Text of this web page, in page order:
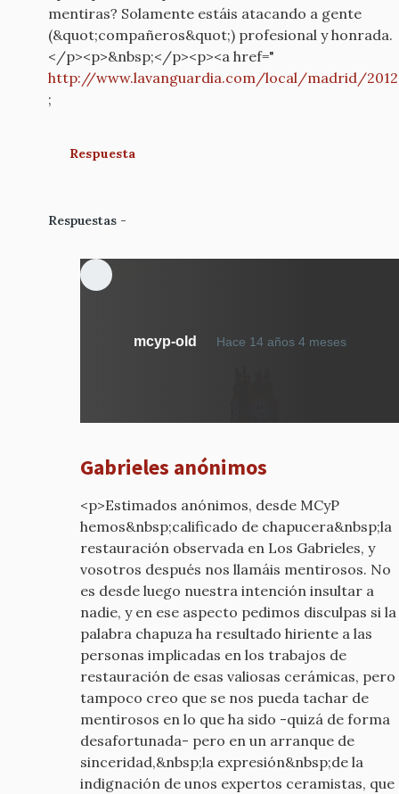
mentiras? Solamente estáis atacando a gente
(&quot;compañeros&quot;) profesional y honrada.
</p><p>&nbsp;</p><p><a href="
http://www.lavanguardia.com/local/madrid/
;
Respuesta
Respuestas
mcyp-old Hace 14 años 4 mesesEn
qué
old
Gabrieles anónimos
<p>Estimados anónimos, desde MCyP
hemos&nbsp;calificado de chapucera&nbsp;la
restauración observada en Los Gabrieles, y
vosotros después nos llamáis mentirosos. No
es desde luego nuestra intención insultar a
nadie, y en ese aspecto pedimos disculpas si la
palabra chapuza ha resultado hiriente a las
personas implicadas en los trabajos de
restauración de esas valiosas cerámicas, pero
tampoco creo que se nos pueda tachar de
mentirosos en lo que ha sido -quizá de forma
desafortunada- pero en un arranque de
sinceridad,&nbsp;la expresión&nbsp;de la
indignación de unos expertos ceramistas, que